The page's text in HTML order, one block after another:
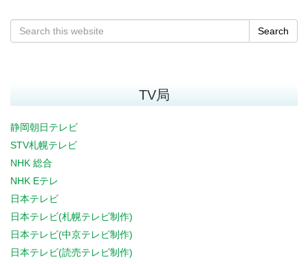
Search
TV局
静岡朝日テレビ
STV札幌テレビ
NHK 総合
NHK Eテレ
日本テレビ
日本テレビ(札幌テレビ制作)
日本テレビ(中京テレビ制作)
日本テレビ(読売テレビ制作)